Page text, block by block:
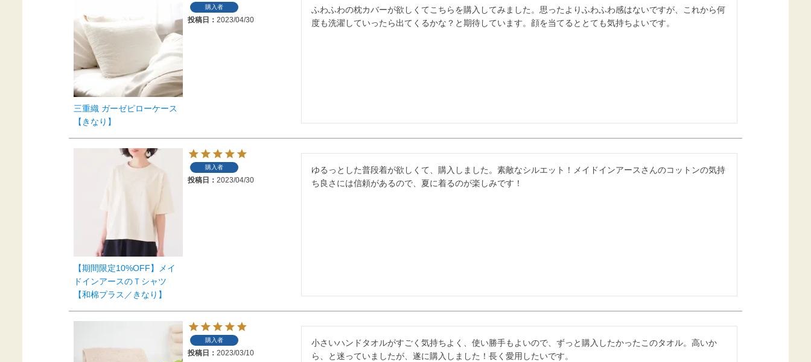
三重織 ガーゼピローケース
【きなり】
購入者
投稿日 2023/04/30
ふわふわの枕カバーが欲しくてこちらを購入してみました。思ったよりふわふわ感はないですが、これから何
度も洗濯していったら出てくるかな？と期待しています。顔を当てるととても気持ちよいです。
【期間限定10%OFF】メイ
ドインアースのＴシャツ
【和棉プラス／きなり】
購入者
投稿日 2023/04/30
ゆるっとした普段着が欲しくて、購入しました。素敵なシルエット！メイドインアースさんのコットンの気持
ち良さには信頼があるので、夏に着るのが楽しみです！
購入者
投稿日 2023/03/10
小さいハンドタオルがすごく気持ちよく、使い勝手もよいので、ずっと購入したかったこのタオル。高いか
ら、と迷っていましたが、遂に購入しました！長く愛用したいです。